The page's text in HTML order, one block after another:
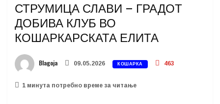
СТРУМИЦА СЛАВИ – ГРАДОТ
ДОБИВА КЛУБ ВО
КОШАРКАРСКАТА ЕЛИТА
Blagoja 09.05.2026 КОШАРКА 463
1 минутa потребно време за читање